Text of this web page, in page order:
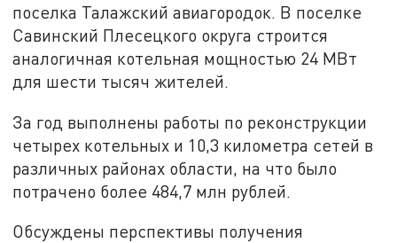
поселка Талажский авиагородок. В поселке
Савинский Плесецкого округа строится
аналогичная котельная мощностью 24 МВт
для шести тысяч жителей.
За год выполнены работы по реконструкции
четырех котельных и 10,3 километра сетей в
различных районах области, на что было
потрачено более 484,7 млн рублей.
Обсуждены перспективы получения